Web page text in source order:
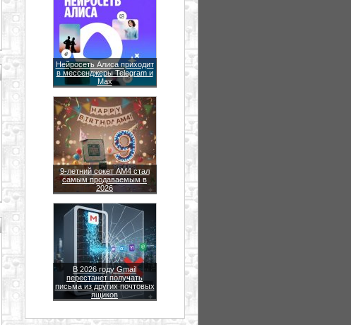
Нейросеть Алиса приходит
в мессенджеры Telegram и
Max
9-летний сокет AM4 стал
самым продаваемым в
2026
В 2026 году Gmail
перестанет получать
письма из других почтовых
ящиков